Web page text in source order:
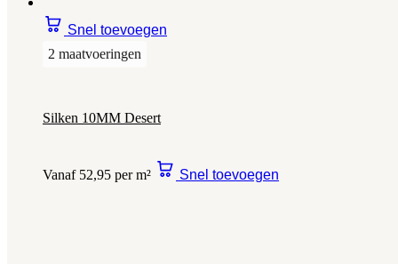
Snel toevoegen
2 maatvoeringen
Silken 10MM Desert
Vanaf 52,95 per m² Snel toevoegen